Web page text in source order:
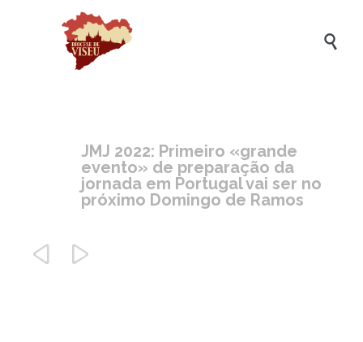

JMJ 2022: Primeiro «grande
evento» de preparação da
jornada em Portugal vai ser no
próximo Domingo de Ramos
 